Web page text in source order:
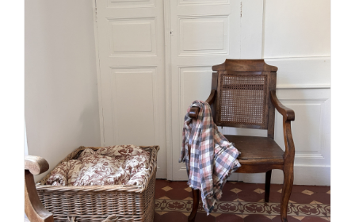
AJOUTER AU PANIER / DÉTAILS